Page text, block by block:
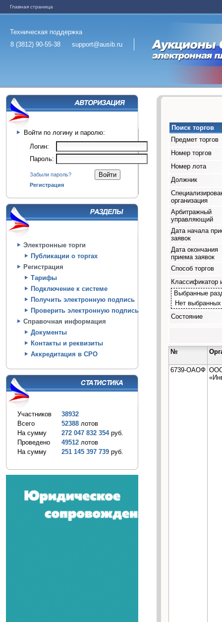
Главная страница
Техническая поддержка
8 (3812) 90-55-38
support@ausib.ru
Войти по логину и паролю:
Логин:
Пароль:
Забыли пароль?
Регистрация
Электронные торги
Публикации о торгах
Регистрация
Тарифы
Подключение к системе
Получить электронную подпись
Проверить электронную подпись
Справочная информация
Документы
Контакты и реквизиты
Аккредитация в СРО
Участников
38932
Всего
52388 лотов
На сумму
272 047 832 354руб.
Проведено
49512 лотов
На сумму
251 145 397 739 руб.
Поиск торгов
Предмет торгов
Номер торгов
Номер лота
Должник
организация
Арбитражный
управляющий
Дата начала
заявок
Дата окончания
приема заявок
Способ торгов
Классификатор
Выбранные
Нет
Состояние
№
6739-ОАОФ